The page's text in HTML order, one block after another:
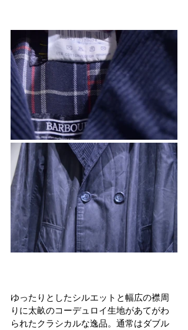
ゆったりとしたシルエットと幅広の襟周
りに太畝のコーデュロイ生地があてがわ
られたクラシカルな逸品。通常はダブル